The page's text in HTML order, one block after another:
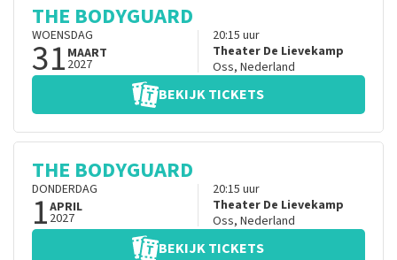
THE BODYGUARD
WOENSDAG
31 MAART
2027
20:15 uur
Theater De Lievekamp
Oss, Nederland
BEKIJK TICKETS
THE BODYGUARD
DONDERDAG
1APRIL
2027
20:15 uur
Theater De Lievekamp
Oss, Nederland
BEKIJK TICKETS